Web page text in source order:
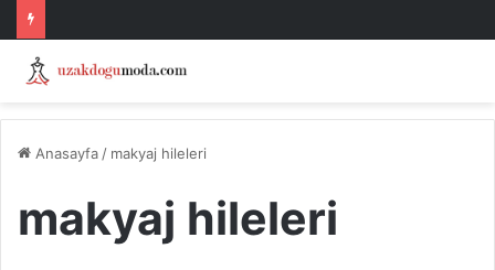
Anasayfa / makyaj hileleri
makyaj hileleri